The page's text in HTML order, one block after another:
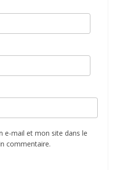
e-mail et mon site dans le
commentaire.